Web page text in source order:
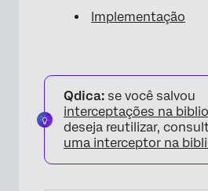
Implementação
Qdica: se você salvou
interceptações na
deseja reutilizar,
uma interceptor na